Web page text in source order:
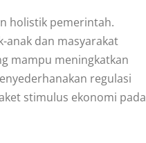
holistik pemerintah.
anak dan masyarakat
mampu meningkatkan
regulasi
stimulus ekonomi pada